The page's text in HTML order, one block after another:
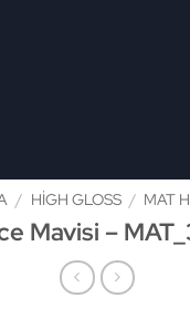
/ HIGH GLOSS / MAT
Mavisi –